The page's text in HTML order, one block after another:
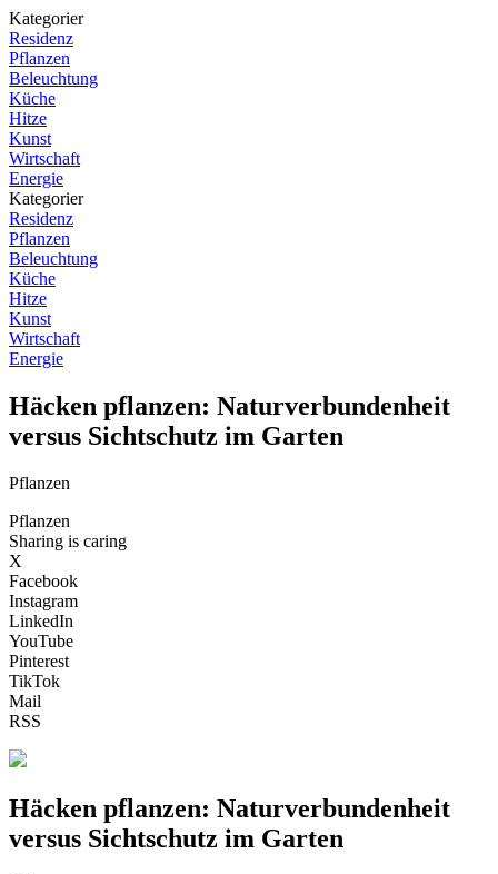
Kategorier
Residenz
Pflanzen
Beleuchtung
Küche
Hitze
Kunst
Wirtschaft
Energie
Kategorier
Residenz
Pflanzen
Beleuchtung
Küche
Hitze
Kunst
Wirtschaft
Energie
Häcken pflanzen: Naturverbundenheit
versus Sichtschutz im Garten
Pflanzen
Pflanzen
Sharing is caring
X
Facebook
Instagram
LinkedIn
YouTube
Pinterest
TikTok
Mail
RSS
Häcken pflanzen: Naturverbundenheit
versus Sichtschutz im Garten